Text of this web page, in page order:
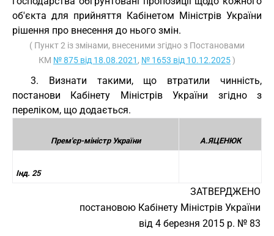
об'єкта для прийняття Кабінетом Міністрів України
рішення про внесення до нього змін.
( Пункт 2 із змінами, внесеними згідно з Постановами
КМ № 875 від 18.08.2021 , № 1653 від 10.12.2025)
3. Визнати такими, що втратили чинність,
постанови Кабінету Міністрів України згідно з
переліком, що додається.
Прем'єр-міністр України А.ЯЦЕНЮК
Інд. 25
ЗАТВЕРДЖЕНО
постановою Кабінету Міністрів України
від 4 березня 2015 р. № 83